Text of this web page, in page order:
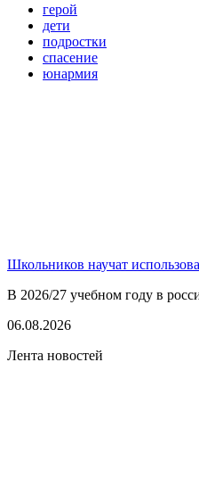
герой
дети
подростки
спасение
юнармия
Школьников научат
В 2026/27 учебном году в
06.08.2026
Лента новостей